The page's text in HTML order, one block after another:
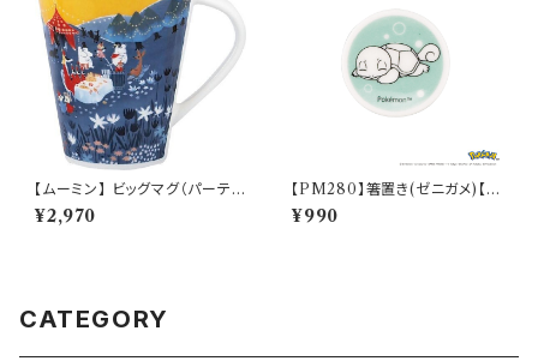
【ムーミン】 ビッグマグ（パーテ
ィ）【MM3200】MM3203-35
¥2,970
【PM280】箸置き(ゼニガメ)【D
aily Sketch】PM283-402
¥990
CATEGORY